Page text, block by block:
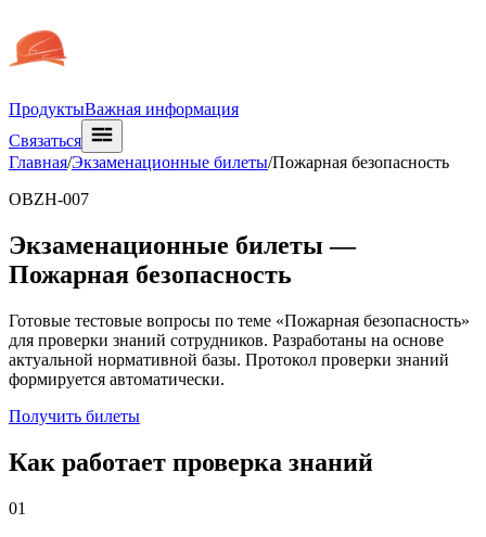
ПродуктыВажная информация
Связаться
Главная/Экзаменационные билеты/Пожарная безопасность
OBZH-007
Экзаменационные билеты —
Пожарная безопасность
Готовые тестовые вопросы по теме «Пожарная безопасность»
для проверки знаний сотрудников. Разработаны на основе
актуальной нормативной базы. Протокол проверки знаний
формируется автоматически.
Получить билеты
Как работает проверка знаний
01